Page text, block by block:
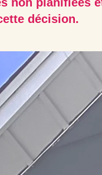
décision.